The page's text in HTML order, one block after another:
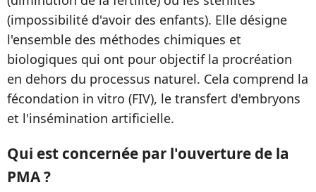
(impossibilité d'avoir des enfants). Elle désigne
l'ensemble des méthodes chimiques et
biologiques qui ont pour objectif la procréation
en dehors du processus naturel. Cela comprend la
fécondation in vitro (FIV), le transfert d'embryons
et l'insémination artificielle.
Qui est concernée par l'ouverture de la
PMA ?